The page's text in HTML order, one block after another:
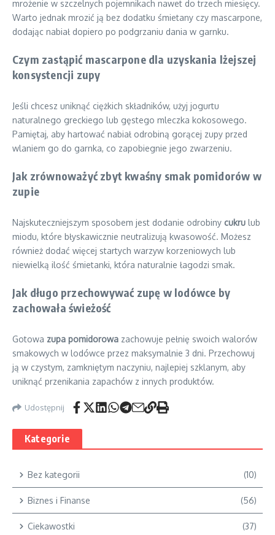
mrożenie w szczelnych pojemnikach nawet do trzech miesięcy.
Warto jednak mrozić ją bez dodatku śmietany czy mascarpone,
dodając nabiał dopiero po podgrzaniu dania w garnku.
Czym zastąpić mascarpone dla uzyskania lżejszej
konsystencji zupy
Jeśli chcesz uniknąć ciężkich składników, użyj jogurtu
naturalnego greckiego lub gęstego mleczka kokosowego.
Pamiętaj, aby hartować nabiał odrobiną gorącej zupy przed
wlaniem go do garnka, co zapobiegnie jego zwarzeniu.
Jak zrównoważyć zbyt kwaśny smak pomidorów w
zupie
Najskuteczniejszym sposobem jest dodanie odrobiny cukru lub
miodu, które błyskawicznie neutralizują kwasowość. Możesz
również dodać więcej startych warzyw korzeniowych lub
niewielką ilość śmietanki, która naturalnie łagodzi smak.
Jak długo przechowywać zupę w lodówce by
zachowała świeżość
Gotowa zupa pomidorowa zachowuje pełnię swoich walorów
smakowych w lodówce przez maksymalnie 3 dni. Przechowuj
ją w czystym, zamkniętym naczyniu, najlepiej szklanym, aby
uniknąć przenikania zapachów z innych produktów.
Udostępnij
Kategorie
Bez kategorii (10)
Biznes i Finanse (56)
Ciekawostki (37)